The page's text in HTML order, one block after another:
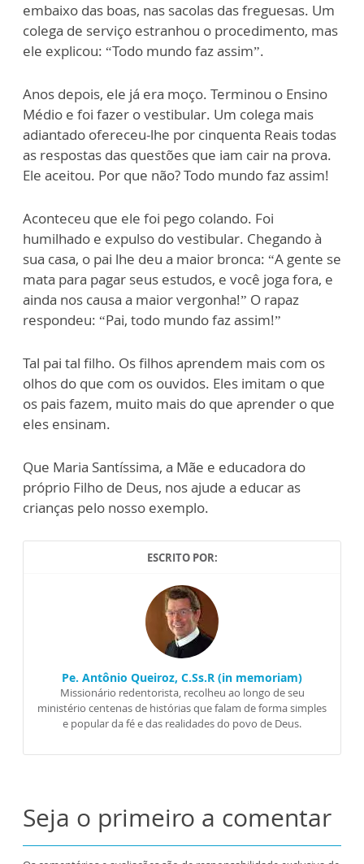
embaixo das boas, nas sacolas das freguesas. Um
colega de serviço estranhou o procedimento, mas
ele explicou: “Todo mundo faz assim”.
Anos depois, ele já era moço. Terminou o Ensino
Médio e foi fazer o vestibular. Um colega mais
adiantado ofereceu-lhe por cinquenta Reais todas
as respostas das questões que iam cair na prova.
Ele aceitou. Por que não? Todo mundo faz assim!
Aconteceu que ele foi pego colando. Foi
humilhado e expulso do vestibular. Chegando à
sua casa, o pai lhe deu a maior bronca: “A gente se
mata para pagar seus estudos, e você joga fora, e
ainda nos causa a maior vergonha!” O rapaz
respondeu: “Pai, todo mundo faz assim!”
Tal pai tal filho. Os filhos aprendem mais com os
olhos do que com os ouvidos. Eles imitam o que
os pais fazem, muito mais do que aprender o que
eles ensinam.
Que Maria Santíssima, a Mãe e educadora do
próprio Filho de Deus, nos ajude a educar as
crianças pelo nosso exemplo.
ESCRITO POR:
Pe. Antônio Queiroz, C.Ss.R (in memoriam)
Missionário redentorista, recolheu ao longo de seu
ministério centenas de histórias que falam de forma simples
e popular da fé e das realidades do povo de Deus.
Seja o primeiro a comentar